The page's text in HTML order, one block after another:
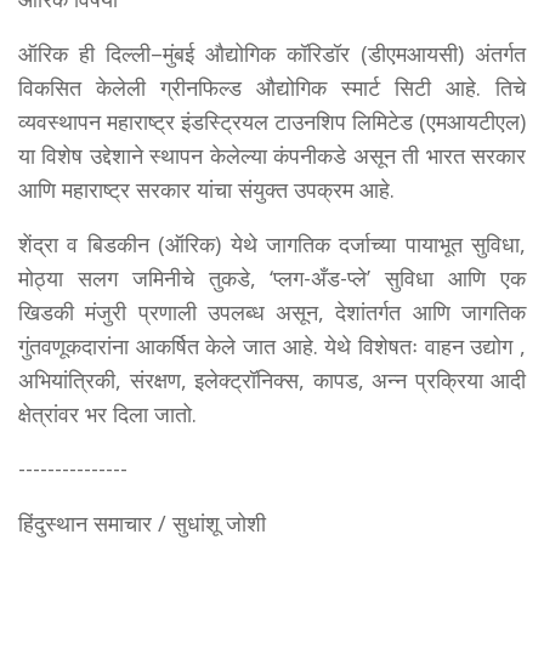
ऑरिक ही दिल्ली–मुंबई औद्योगिक कॉरिडॉर (डीएमआयसी) अंतर्गत
विकसित केलेली ग्रीनफिल्ड औद्योगिक स्मार्ट सिटी आहे. तिचे
व्यवस्थापन महाराष्ट्र इंडस्ट्रियल टाउनशिप लिमिटेड (एमआयटीएल)
या विशेष उद्देशाने स्थापन केलेल्या कंपनीकडे असून ती भारत सरकार
आणि महाराष्ट्र सरकार यांचा संयुक्त उपक्रम आहे.
शेंद्रा व बिडकीन (ऑरिक) येथे जागतिक दर्जाच्या पायाभूत सुविधा,
मोठ्या सलग जमिनीचे तुकडे, ‘प्लग-अँड-प्ले’ सुविधा आणि एक
खिडकी मंजुरी प्रणाली उपलब्ध असून, देशांतर्गत आणि जागतिक
गुंतवणूकदारांना आकर्षित केले जात आहे. येथे विशेषतः वाहन उद्योग ,
अभियांत्रिकी, संरक्षण, इलेक्ट्रॉनिक्स, कापड, अन्न प्रक्रिया आदी
क्षेत्रांवर भर दिला जातो.
---------------
हिंदुस्थान समाचार / सुधांशू जोशी